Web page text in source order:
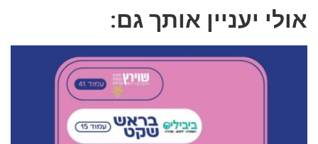
אולי יעניין אותך גם: